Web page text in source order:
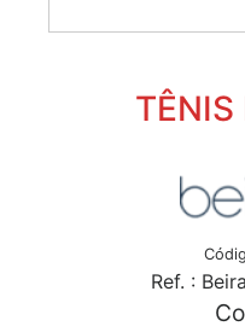
TÊNIS
Ref. :